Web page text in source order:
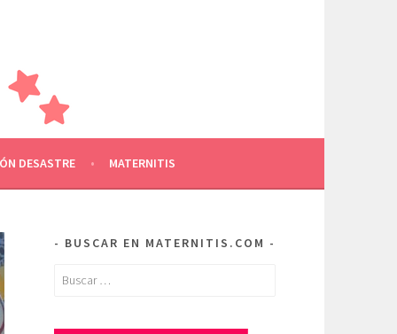
DESASTRE MATERNITIS
BUSCAR EN MATERNITIS.COM
Buscar: